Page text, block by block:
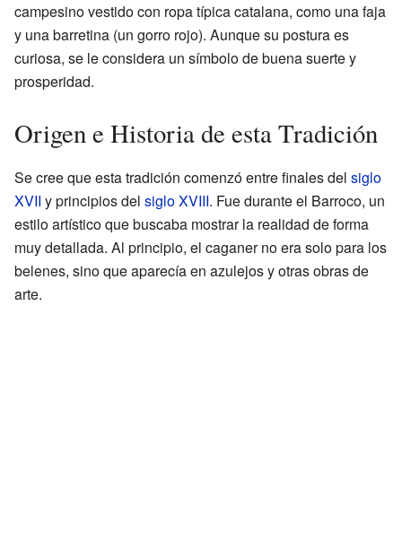
campesino vestido con ropa típica catalana, como una faja
y una barretina (un gorro rojo). Aunque su postura es
curiosa, se le considera un símbolo de buena suerte y
prosperidad.
Origen e Historia de esta Tradición
Se cree que esta tradición comenzó entre finales del siglo
XVII y principios del siglo XVIII. Fue durante el Barroco, un
estilo artístico que buscaba mostrar la realidad de forma
muy detallada. Al principio, el caganer no era solo para los
belenes, sino que aparecía en azulejos y otras obras de
arte.